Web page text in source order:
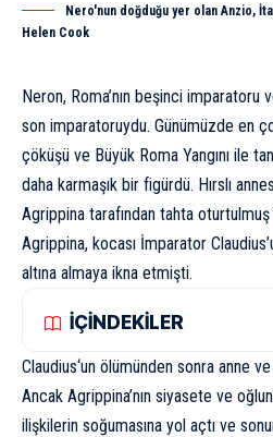
Nero'nun doğduğu yer olan Anzio,
Helen Cook
Neron, Roma’nın beşinci imparatoru
son imparatoruydu. Günümüzde en
çöküşü ve Büyük Roma Yangını ile
daha karmaşık bir figürdü. Hırslı
Agrippina tarafından tahta
Agrippina, kocası İmparator
altına almaya ikna etmişti.
İÇİNDEKİLER
Claudius‘un ölümünden sonra anne
Ancak Agrippina’nın siyasete ve
ilişkilerin soğumasına yol açtı ve